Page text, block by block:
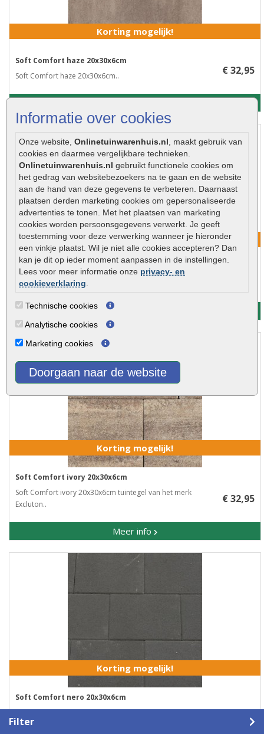
Informatie over cookies
Onze website, Onlinetuinwarenhuis.nl , maakt gebruik van
cookies en daarmee vergelijkbare technieken.
Onlinetuinwarenhuis.nl gebruikt functionele cookies om
het gedrag van websitebezoekers na te gaan en de website
aan de hand van deze gegevens te verbeteren. Daarnaast
plaatsen derden marketing cookies om gepersonaliseerde
advertenties te tonen. Met het plaatsen van marketing
cookies worden persoonsgegevens verwerkt. Je geeft
toestemming voor deze verwerking wanneer je hieronder
een vinkje plaatst. Wil je niet alle cookies accepteren? Dan
kan je dit op ieder moment aanpassen in de instellingen.
Lees voor meer informatie onze privacy- en
cookieverklaring
Technische cookies
Analytische cookies
Marketing cookies
Doorgaan naar de website
Filter
Korting mogelijk!
Soft Comfort haze 20x30x6cm
Soft Comfort haze 20x30x6cm..
€ 32,95
Korting mogelijk!
Soft Comfort honey 20x30x6cm
Soft Comfort honey 20x30x6cm..
Meer info
Korting mogelijk!
Soft Comfort ivory 20x30x6cm
Soft Comfort ivory 20x30x6cm tuintegel van het merk
Excluton..
Meer info
€ 32,95
Korting mogelijk!
Soft Comfort nero 20x30x6cm
Soft Comfort nero 20x30x6cm tuintegel van het merk
Excluton..
€ 32,95